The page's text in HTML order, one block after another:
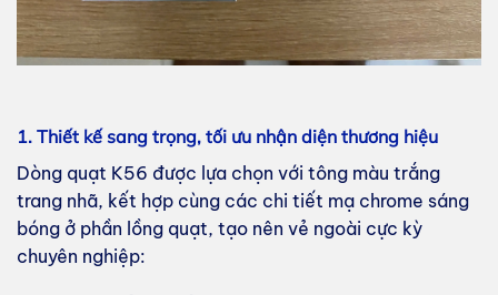
1. Thiết kế sang trọng, tối ưu nhận diện thương hiệu
Dòng quạt K56 được lựa chọn với tông màu trắng
trang nhã, kết hợp cùng các chi tiết mạ chrome sáng
bóng ở phần lồng quạt, tạo nên vẻ ngoài cực kỳ
chuyên nghiệp: